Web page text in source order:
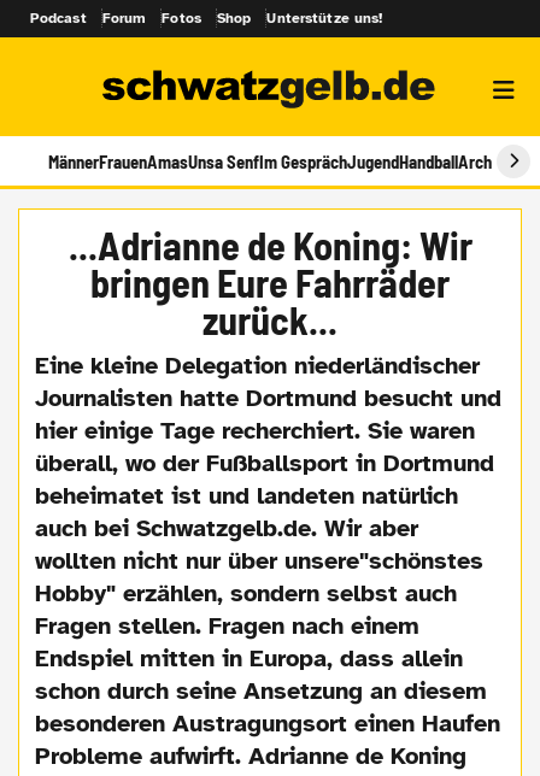
Podcast Forum Fotos Shop Unterstütze uns!
MännerFrauenAmasUnsa SenfIm GesprächJugendHandballArchiv
...Adrianne de Koning: Wir
bringen Eure Fahrräder
zurück...
Eine kleine Delegation niederländischer
Journalisten hatte Dortmund besucht und
hier einige Tage recherchiert. Sie waren
überall, wo der Fußballsport in Dortmund
beheimatet ist und landeten natürlich
auch bei Schwatzgelb.de. Wir aber
wollten nicht nur über unsere"schönstes
Hobby" erzählen, sondern selbst auch
Fragen stellen. Fragen nach einem
Endspiel mitten in Europa, dass allein
schon durch seine Ansetzung an diesem
besonderen Austragungsort einen Haufen
Probleme aufwirft. Adrianne de Koning